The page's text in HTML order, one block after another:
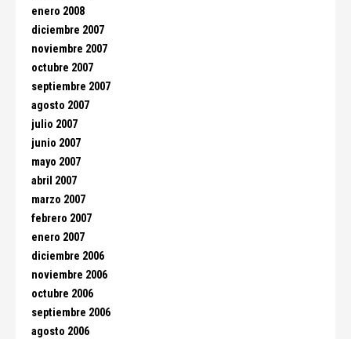
enero 2008
diciembre 2007
noviembre 2007
octubre 2007
septiembre 2007
agosto 2007
julio 2007
junio 2007
mayo 2007
abril 2007
marzo 2007
febrero 2007
enero 2007
diciembre 2006
noviembre 2006
octubre 2006
septiembre 2006
agosto 2006